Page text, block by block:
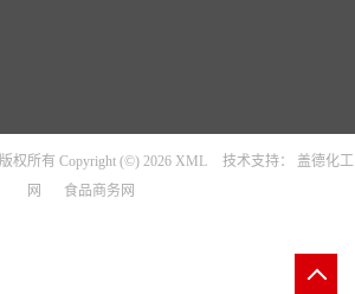
版权所有 Copyright (©) 2026 XML 技术支持：
盖德化工
网
食品商务网